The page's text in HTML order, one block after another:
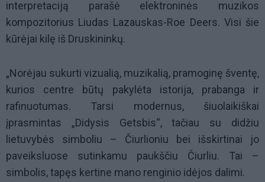
interpretaciją parašė elektroninės muzikos
kompozitorius Liudas Lazauskas-Roe Deers. Visi šie
kūrėjai kilę iš Druskininkų.
„Norėjau sukurti vizualią, muzikalią, pramoginę šventę,
kurios centre būtų pakylėta istorija, prabanga ir
rafinuotumas. Tarsi modernus, šiuolaikiškai
įprasmintas „Didysis Getsbis“, tačiau su didžiu
lietuvybės simboliu – Čiurlioniu bei išskirtinai jo
paveiksluose sutinkamu paukščiu Čiurliu. Tai –
simbolis, tapęs kertine mano renginio idėjos dalimi.